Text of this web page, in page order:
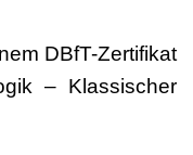
DBfT-Zertifikat
– Klassischer